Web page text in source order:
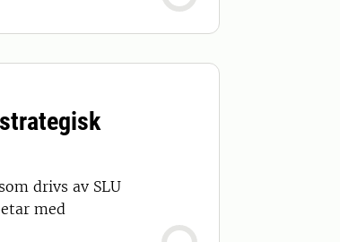
drivs av SLU
med